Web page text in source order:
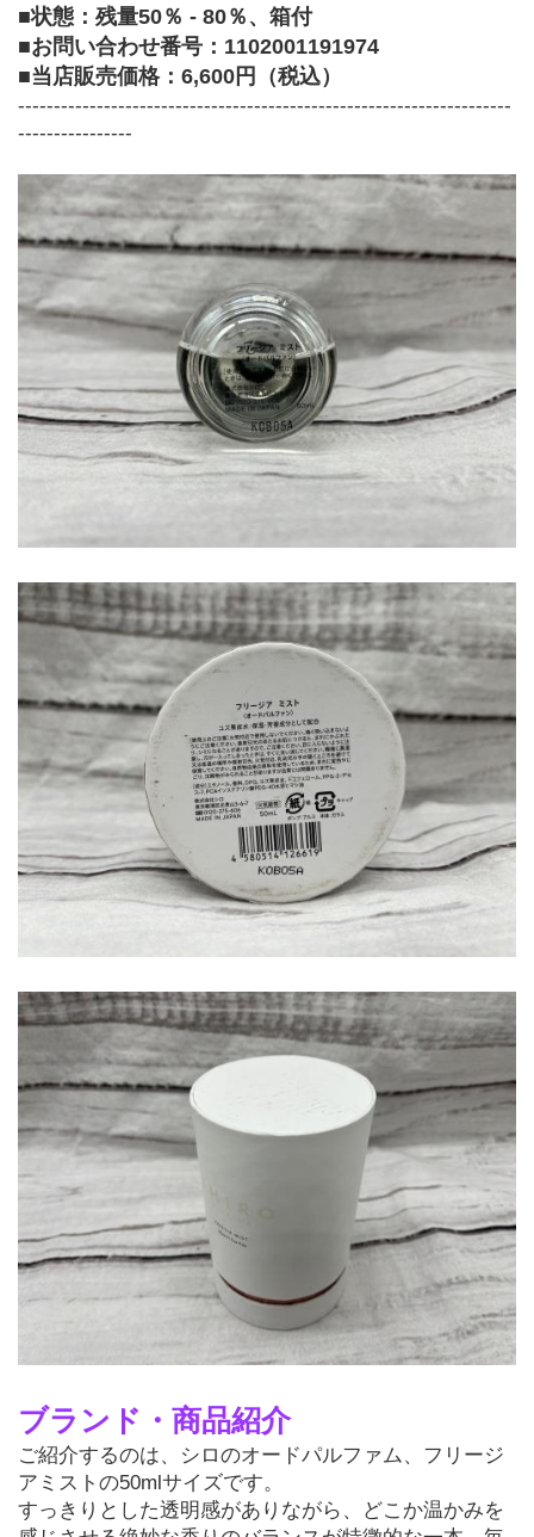
■状態：残量50％ - 80％、箱付
■お問い合わせ番号：1102001191974
■当店販売価格：6,600円（税込）
---------------------------------------------------------------------
----------------
ブランド・商品紹介
ご紹介するのは、シロのオードパルファム、フリージ
アミストの50mlサイズです。
すっきりとした透明感がありながら、どこか温かみを